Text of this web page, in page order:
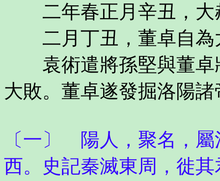
二年春正月辛丑，大
二月丁丑，董卓自為
袁術遣將孫堅與董卓
大敗。董卓遂發掘洛陽
〔一〕 陽人，聚名，
西。史記秦滅東周，徙